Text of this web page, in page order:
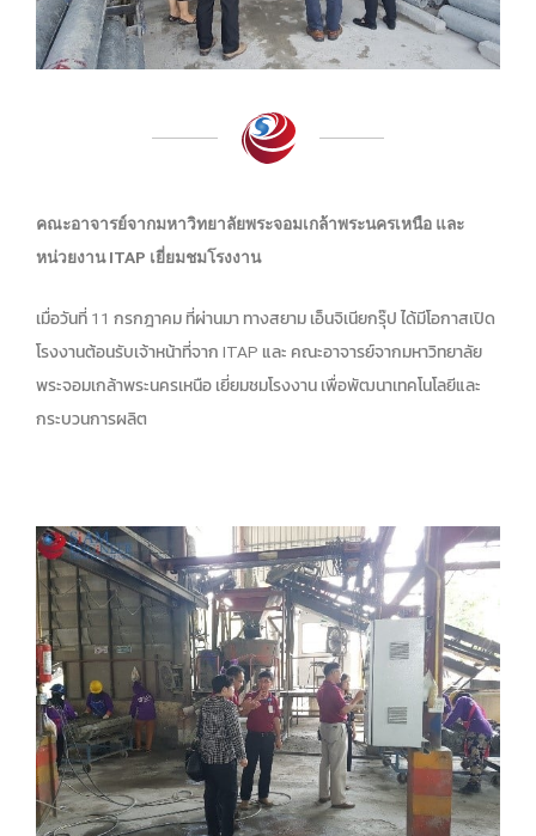
คณะอาจารย์จากมหาวิทยาลัยพระจอมเกล้าพระนครเหนือ และ
หน่วยงาน ITAP เยี่ยมชมโรงงาน
เมื่อวันที่ 11 กรกฎาคม ที่ผ่านมา ทางสยาม เอ็นจิเนียกรุ๊ป ได้มีโอกาสเปิด
โรงงานต้อนรับเจ้าหน้าที่จาก ITAP และ คณะอาจารย์จากมหาวิทยาลัย
พระจอมเกล้าพระนครเหนือ เยี่ยมชมโรงงาน เพื่อพัฒนาเทคโนโลยีและ
กระบวนการผลิต